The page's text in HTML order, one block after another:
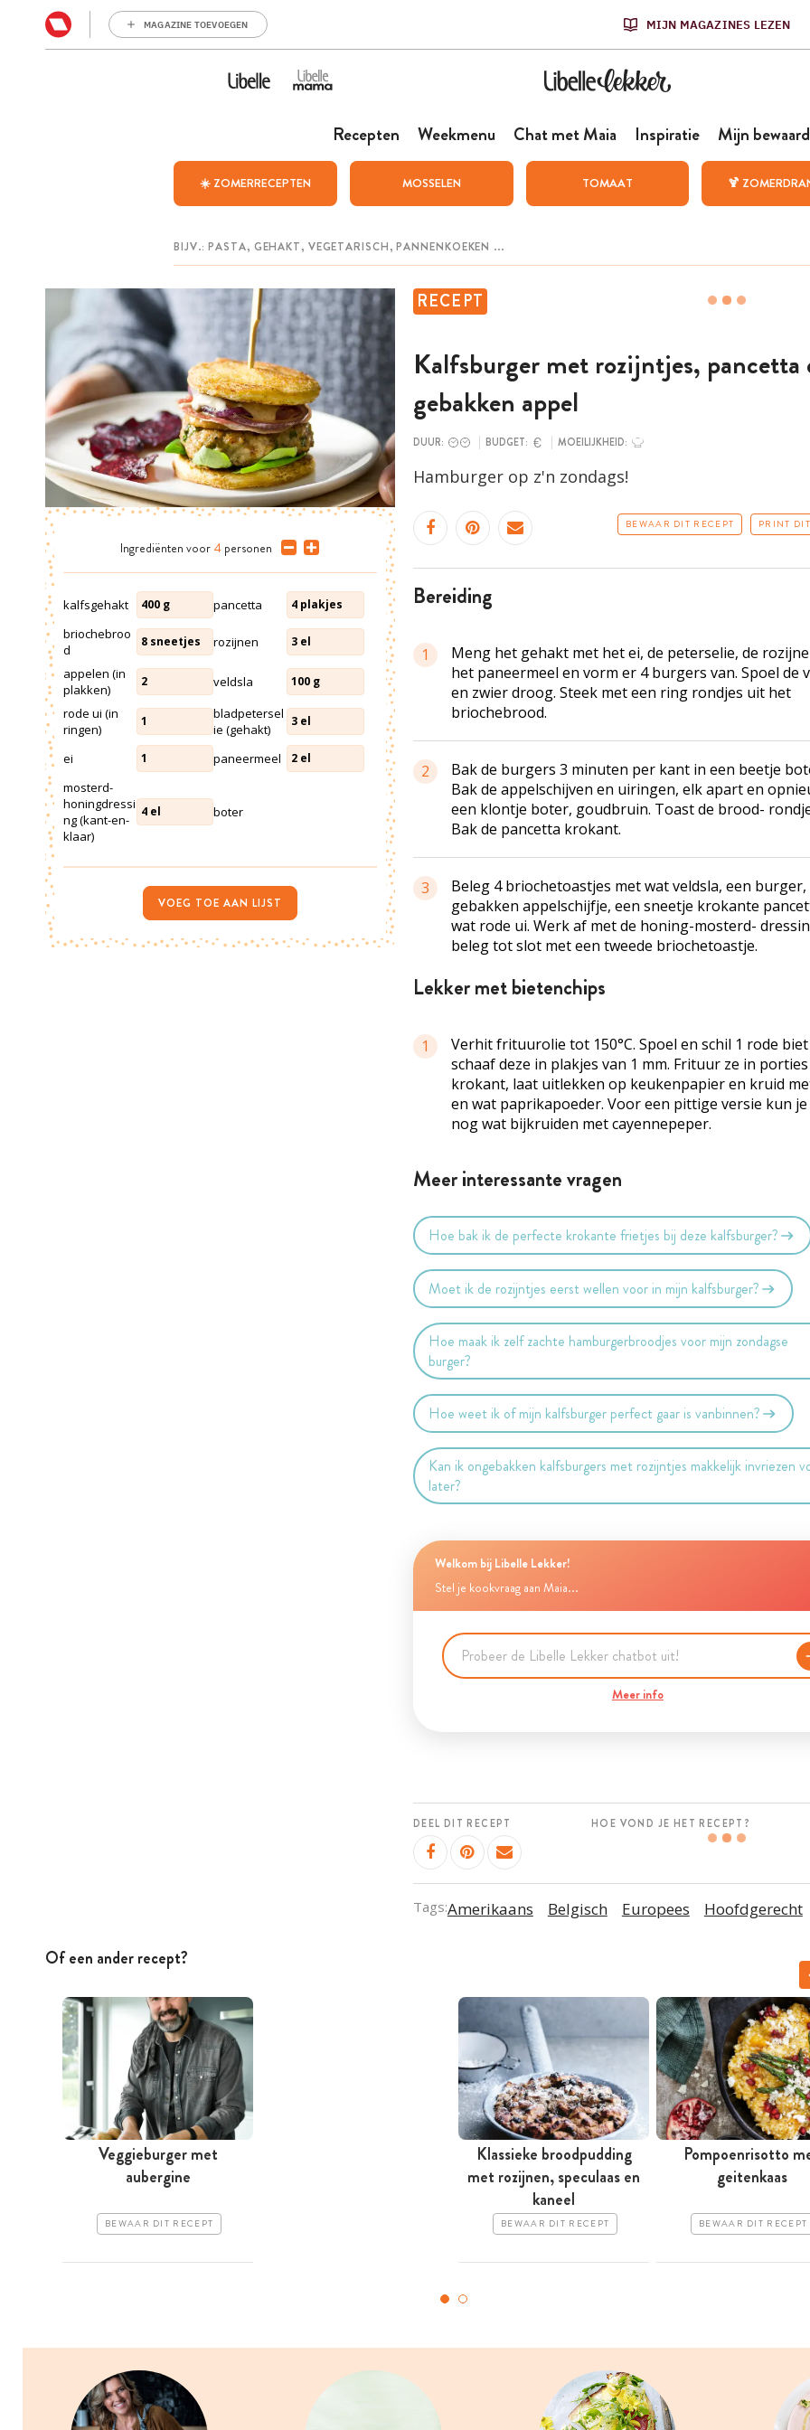
MAGAZINE TOEVOEGEN MIJN MAGAZINES LEZEN
Recepten Weekmenu Chat met Maia Inspiratie Mijn
☀️ ZOMERRECEPTEN MOSSELEN TOMAAT 🍹
RECEPT
Kalfsburger met rozijntjes, pancetta
gebakken appel
DUUR: BUDGET: MOEILIJKHEID:
Hamburger op z'n zondags!
BEWAAR DIT RECEPT PRINT
bereiding
1
Meng het gehakt met het ei, de peterselie, de
het paneermeel en vorm er 4 burgers van. Spoel de
en zwier droog. Steek met een ring rondjes uit het
briochebrood.
2
Bak de burgers 3 minuten per kant in een beetje
Bak de appelschijven en uiringen, elk apart en
een klontje boter, goudbruin. Toast de brood-
Bak de pancetta krokant.
3
Beleg 4 briochetoastjes met wat veldsla, een burger,
gebakken appelschijfje, een sneetje krokante
wat rode ui. Werk af met de honing-mosterd-
beleg tot slot met een tweede briochetoastje.
lekker met bietenchips
1
Verhit frituurolie tot 150°C. Spoel en schil 1 rode
schaaf deze in plakjes van 1 mm. Frituur ze in porties
krokant, laat uitlekken op keukenpapier en kruid
en wat paprikapoeder. Voor een pittige versie kun je
nog wat bijkruiden met cayennepeper.
Meer interessante vragen
Hoe bak ik de perfecte krokante frietjes bij deze kalfsburger?
Moet ik de rozijntjes eerst wellen voor in mijn kalfsburger?
Hoe maak ik zelf zachte hamburgerbroodjes voor mijn zondagse
burger?
Hoe weet ik of mijn kalfsburger perfect gaar is vanbinnen?
Kan ik ongebakken kalfsburgers met rozijntjes makkelijk invriezen
later?
Welkom bij Libelle Lekker!
Stel je kookvraag aan Maia...
Meer info
DEEL DIT RECEPT HOE VOND JE HET RECEPT?
Tags:Amerikaans Belgisch Europees Hoofdgerecht
Ingrediënten voor 4 personen
kalfsgehakt 400 g pancetta 4 plakjes
briochebroo
d
8 sneetjes rozijnen 3 el
appelen (in
plakken)
2 veldsla 100 g
rode ui (in
ringen)
1
bladpetersel
ie (gehakt)
3 el
ei 1 paneermeel 2 el
mosterd-
honingdressi
ng (kant-en-
klaar)
4 el boter
VOEG TOE AAN LIJST
Of een ander recept?
Veggieburger met
aubergine
BEWAAR DIT RECEPT
Klassieke broodpudding
met rozijnen, speculaas en
kaneel
BEWAAR DIT RECEPT
Pompoenrisotto
geitenkaas
BEWAAR DIT RECEPT